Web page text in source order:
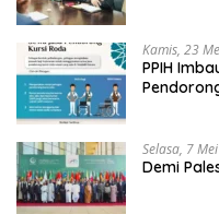
Kamis, 23
PPIH
Selasa, 7
Demi